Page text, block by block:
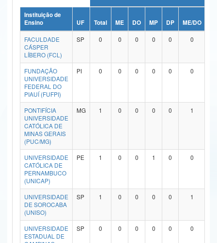
Ministério da Ciência, Tecnologia, Inovações e Comunicações
Ministério do Meio Ambiente
Ministério do Turismo
Ministério do Desenvolvimento Regional
Controladoria-Geral da União
Ministério da Mulher, da Família e dos Direitos Humanos
Secretaria-Geral
Secretaria de Governo
Gabinete de Segurança Institucional
Advocacia-Geral da União
Banco Central do Brasil
Instituição de
Ensino
UF Total ME DO MP DP ME/DO
FACULDADE
CÁSPER
LÍBERO (FCL)
SP 0 0 0 0 0 0
FUNDAÇÃO
UNIVERSIDADE
FEDERAL DO
PIAUÍ (FUFPI)
PI 0 0 0 0 0 0
PONTIFÍCIA
UNIVERSIDADE
CATÓLICA DE
MINAS GERAIS
(PUC/MG)
MG 1 0 0 0 0 1
UNIVERSIDADE
CATÓLICA DE
PERNAMBUCO
(UNICAP)
PE 1 0 0 1 0 0
UNIVERSIDADE
DE SOROCABA
(UNISO)
SP 1 0 0 0 0 1
UNIVERSIDADE
ESTADUAL DE
SP 0 0 0 0 0 0